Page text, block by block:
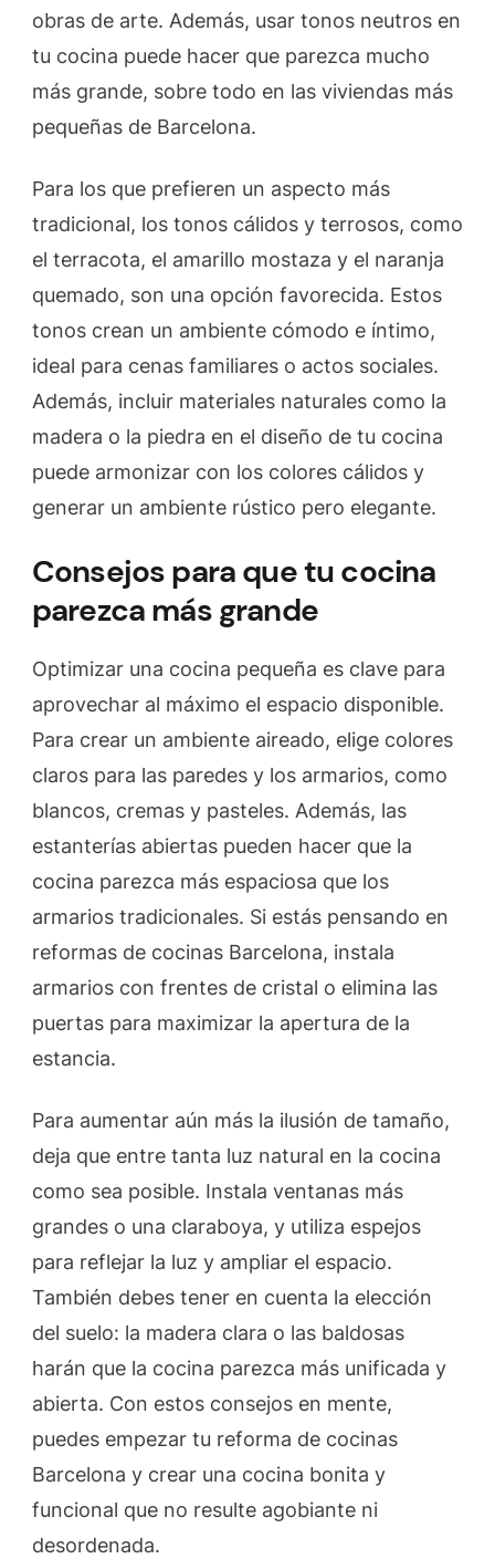
obras de arte. Además, usar tonos neutros en
tu cocina puede hacer que parezca mucho
más grande, sobre todo en las viviendas más
pequeñas de Barcelona.
Para los que prefieren un aspecto más
tradicional, los tonos cálidos y terrosos, como
el terracota, el amarillo mostaza y el naranja
quemado, son una opción favorecida. Estos
tonos crean un ambiente cómodo e íntimo,
ideal para cenas familiares o actos sociales.
Además, incluir materiales naturales como la
madera o la piedra en el diseño de tu cocina
puede armonizar con los colores cálidos y
generar un ambiente rústico pero elegante.
Consejos para que tu cocina
parezca más grande
Optimizar una cocina pequeña es clave para
aprovechar al máximo el espacio disponible.
Para crear un ambiente aireado, elige colores
claros para las paredes y los armarios, como
blancos, cremas y pasteles. Además, las
estanterías abiertas pueden hacer que la
cocina parezca más espaciosa que los
armarios tradicionales. Si estás pensando en
reformas de cocinas Barcelona, instala
armarios con frentes de cristal o elimina las
puertas para maximizar la apertura de la
estancia.
Para aumentar aún más la ilusión de tamaño,
deja que entre tanta luz natural en la cocina
como sea posible. Instala ventanas más
grandes o una claraboya, y utiliza espejos
para reflejar la luz y ampliar el espacio.
También debes tener en cuenta la elección
del suelo: la madera clara o las baldosas
harán que la cocina parezca más unificada y
abierta. Con estos consejos en mente,
puedes empezar tu reforma de cocinas
Barcelona y crear una cocina bonita y
funcional que no resulte agobiante ni
desordenada.